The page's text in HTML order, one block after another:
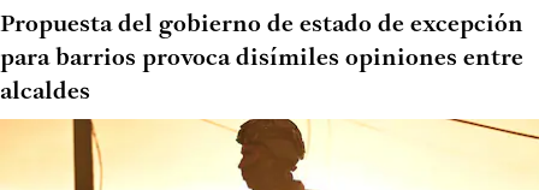
Propuesta del gobierno de estado de excepción
para barrios provoca disímiles opiniones entre
alcaldes